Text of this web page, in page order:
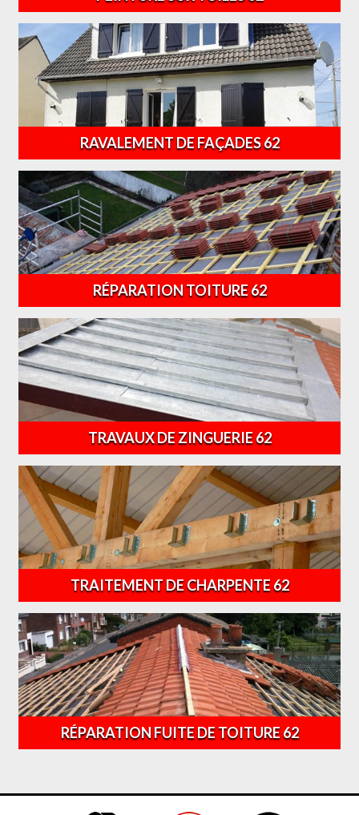
RAVALEMENT DE FAÇADES 62
RÉPARATION TOITURE 62
TRAVAUX DE ZINGUERIE 62
TRAITEMENT DE CHARPENTE 62
RÉPARATION FUITE DE TOITURE 62